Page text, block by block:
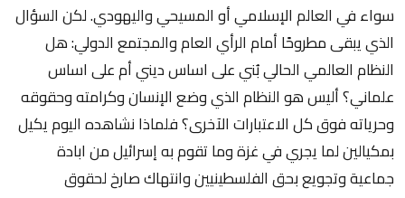
سواء في العالم الإسلامي أو المسيحي واليهودي. لكن السؤال
الذي يبقى مطروحًا أمام الرأي العام والمجتمع الدولي: هل
النظام العالمي الحالي بُني على اساس ديني أم على اساس
علماني؟ أليس هو النظام الذي وضع الإنسان وكرامته وحقوقه
وحرياته فوق كل الاعتبارات الآخرى؟ فلماذا نشاهده اليوم يكيل
بمكيالين لما يجري في غزة وما تقوم به إسرائيل من ابادة
جماعية وتجويع بحق الفلسطينيين وانتهاك صارخ لحقوق